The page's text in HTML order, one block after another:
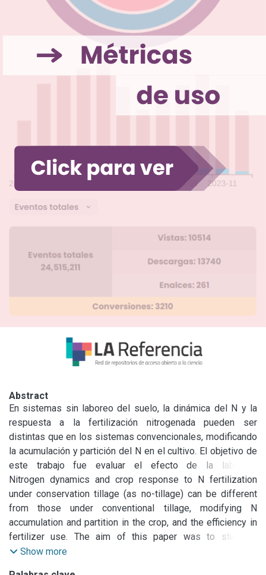
Abstract
En sistemas sin laboreo del suelo, la dinámica del N y la
respuesta a la fertilización nitrogenada pueden ser
distintas que en los sistemas convencionales, modificando
la acumulación y partición del N en el cultivo. El objetivo de
este trabajo fue evaluar el efecto de la labranza
convencional (LC) y la siembra directa (SD), sobre la
acumulación y partición del N, en dos cultivares de trigo
(Triticum aestivum L ) y su relación con el porcentaje de N
en grano. Se hicieron dos tratamientos de fertilización que
consistieron en: a) la aplicación de 90 kg N ha-1 a la
siembra y b) la misma dosis dividida en 45 kg N ha-1 a la
Nitrogen dynamics and crop response to N fertilization
under conservation tillage (as no-tillage) can be different
from those under conventional tillage, modifying N
accumulation and partition in the crop, and the efficiency in
fertilizer use. The aim of this paper was to study N
accumulation and partition and its relationship with grain N
Show more